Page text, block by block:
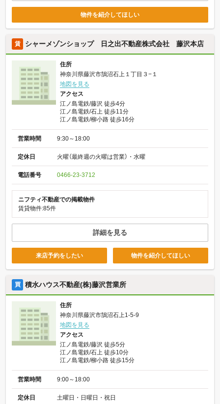
物件を紹介してほしい
賃 シャーメゾンショップ 日之出不動産株式会社 藤沢本店
住所
神奈川県藤沢市鵠沼石上１丁目３−１
地図を見る
アクセス
江ノ島電鉄/藤沢 徒歩4分
江ノ島電鉄/石上 徒歩11分
江ノ島電鉄/柳小路 徒歩16分
営業時間 9:30～18:00
定休日 火曜（最終週の火曜は営業）・水曜
電話番号 0466-23-3712
ニフティ不動産での掲載物件
賃貸物件:85件
詳細を見る
来店予約をしたい 物件を紹介してほしい
買 積水ハウス不動産(株)藤沢営業所
住所
神奈川県藤沢市鵠沼石上1-5-9
地図を見る
アクセス
江ノ島電鉄/藤沢 徒歩5分
江ノ島電鉄/石上 徒歩10分
江ノ島電鉄/柳小路 徒歩15分
営業時間 9:00～18:00
定休日 土曜日・日曜日・祝日